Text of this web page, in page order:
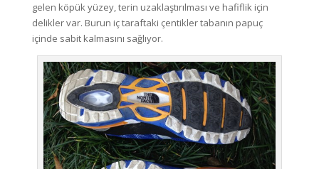
gelen köpük yüzey, terin uzaklaştırılması ve hafiflik için
delikler var. Burun iç taraftaki çentikler tabanın papuç
içinde sabit kalmasını sağlıyor.